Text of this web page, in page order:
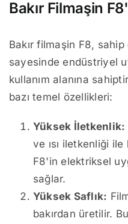
Bakır Filmaşin
Bakır filmaşin F8,
sayesinde endüstriyel
kullanım alanına
bazı temel özellikleri:
Yüksek İletkenlik:
ve ısı iletkenliği
F8'in elektriksel
sağlar.
Yüksek Saflık:
bakırdan üretilir.